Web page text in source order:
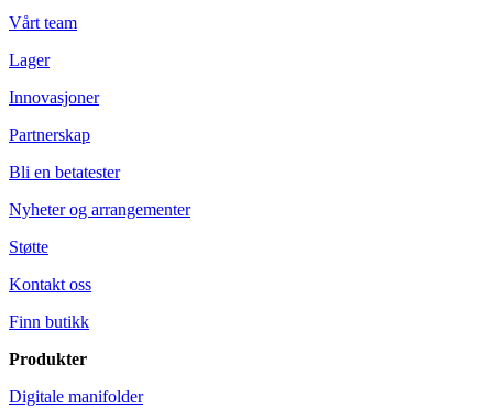
Vårt team
Lager
Innovasjoner
Partnerskap
Bli en betatester
Nyheter og arrangementer
Støtte
Kontakt oss
Finn butikk
Produkter
Digitale manifolder